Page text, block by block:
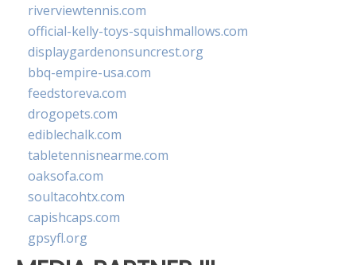
riverviewtennis.com
official-kelly-toys-squishmallows.com
displaygardenonsuncrest.org
bbq-empire-usa.com
feedstoreva.com
drogopets.com
ediblechalk.com
tabletennisnearme.com
oaksofa.com
soultacohtx.com
capishcaps.com
gpsyfl.org